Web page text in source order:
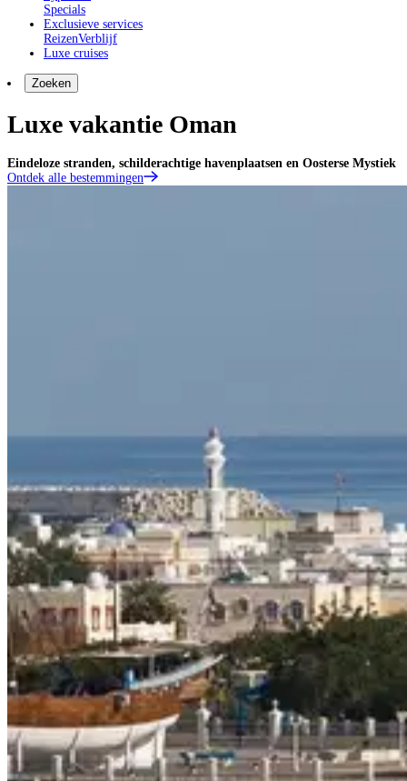
Specials
Exclusieve services
ReizenVerblijf
Luxe cruises
Zoeken
Luxe vakantie Oman
Eindeloze stranden, schilderachtige havenplaatsen en Oosterse Mystiek
Ontdek alle bestemmingen